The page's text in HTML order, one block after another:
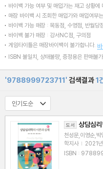
바이백 가능 여부 및 매입가는 재고 상황에
매장 바이백 시 조회한 매입가와 매입여부
바이백 가능 매장 : 목동점, 수영점, 반월당
바이백 불가 매장 : 강서NC점, 구의점
게임타이틀은 매장바이백이 불가합니다.
ISBN 불일치, 상태불량, 증정용은 판매불가
'9788999723711' 검색결과1
도서 상담심
천성문,이영순,
학지사 | 2021